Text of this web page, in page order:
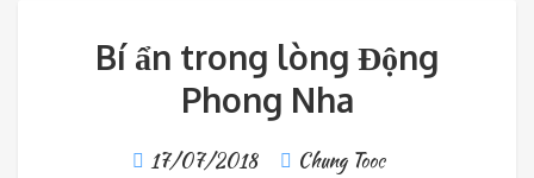
Bí ẩn trong lòng Động
Phong Nha
17/07/2018
Chung Tooc